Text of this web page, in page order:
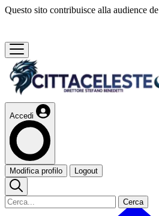
Questo sito contribuisce alla audience de
Accedi
Modifica profilo Logout
Cerca